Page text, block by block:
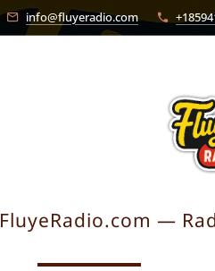
info@fluyeradio.com
FluyeRadio.com —